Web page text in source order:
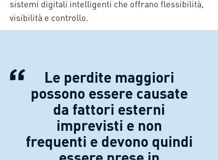
sistemi digitali intelligenti che offrano flessibilità,
visibilità e controllo.
Le perdite maggiori
possono essere causate
da fattori esterni
imprevisti e non
frequenti e devono quindi